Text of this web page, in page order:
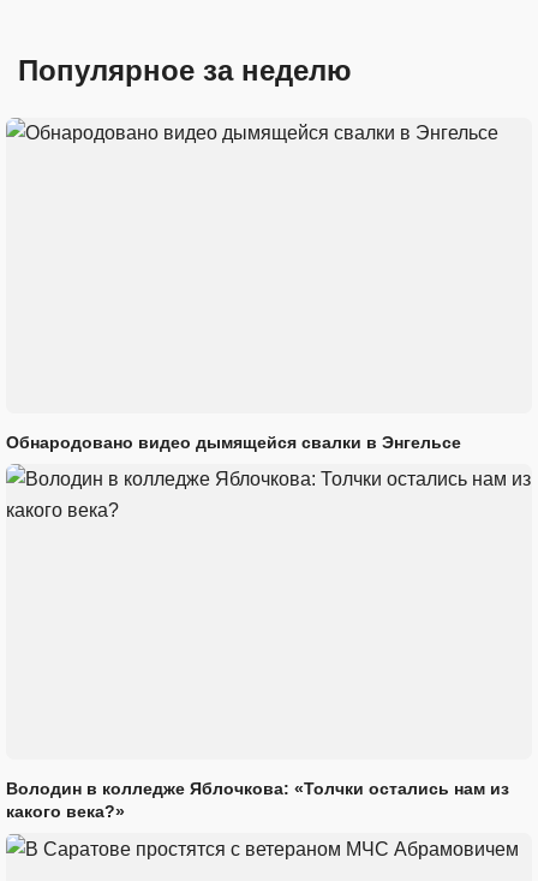
Популярное за неделю
Обнародовано видео дымящейся свалки в Энгельсе
Володин в колледже Яблочкова: «Толчки остались нам из
какого века?»